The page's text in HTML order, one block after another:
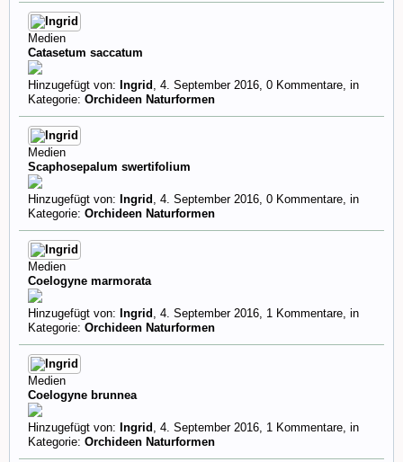
Medien
Catasetum saccatum
Hinzugefügt von: Ingrid , 4. September 2016, 0 Kommentare, in
Kategorie: Orchideen Naturformen
Medien
Scaphosepalum swertifolium
Hinzugefügt von: Ingrid , 4. September 2016, 0 Kommentare, in
Kategorie: Orchideen Naturformen
Medien
Coelogyne marmorata
Hinzugefügt von: Ingrid , 4. September 2016, 1 Kommentare, in
Kategorie: Orchideen Naturformen
Medien
Coelogyne brunnea
Hinzugefügt von: Ingrid , 4. September 2016, 1 Kommentare, in
Kategorie: Orchideen Naturformen